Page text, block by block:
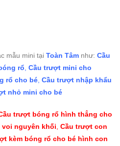
mẫu mini tại Toàn Tâm như: Cầu
rổ Cầu trượt mini cho
rổ cho bé Cầu trượt nhập khẩu
nhỏ mini cho bé
trượt bóng rổ hình thẳng cho
nguyên khối Cầu trượt con
kèm bóng rổ cho bé hình con